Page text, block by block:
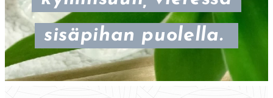
sisäpihan puolella.